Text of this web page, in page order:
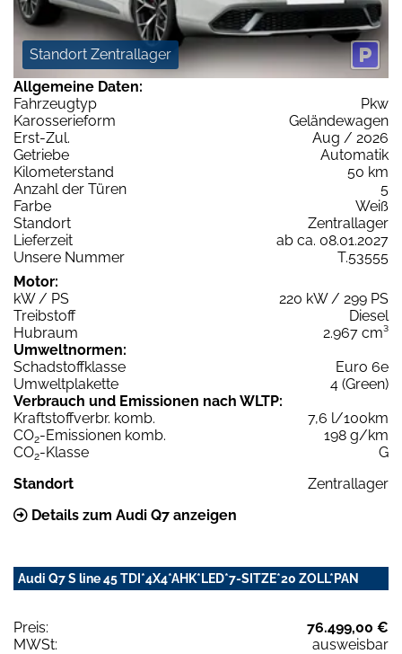
Standort Zentrallager
Allgemeine Daten:
Fahrzeugtyp
Pkw
Karosserieform
Geländewagen
Erst-Zul.
Aug / 2026
Getriebe
Automatik
Kilometerstand
50 km
Anzahl der Türen
5
Farbe
Weiß
Standort
Zentrallager
Lieferzeit
ab ca. 08.01.2027
Unsere Nummer
T.53555
Motor:
kW / PS
220 kW / 299 PS
Treibstoff
Diesel
Hubraum
2.967 cm³
Umweltnormen:
Schadstoffklasse
Euro 6e
Umweltplakette
4 (Green)
Verbrauch und Emissionen nach WLTP:
Kraftstoffverbr. komb.
7,6 l/100km
CO2-Emissionen komb.
198 g/km
CO2-Klasse
G
Standort
Zentrallager
Details zum Audi Q7 anzeigen
Audi Q7 S line 45 TDI*4X4*AHK*LED*7-SITZE*20 ZOLL*PAN
Preis:
76.499,00 €
MWSt:
ausweisbar